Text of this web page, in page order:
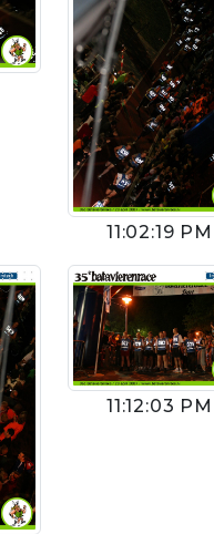
11:02:19 PM
11:12:03 PM